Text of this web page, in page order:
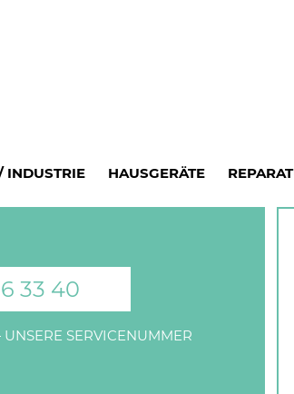
INDUSTRIE HAUSGERÄTE
33 40
SERVICENUMMER